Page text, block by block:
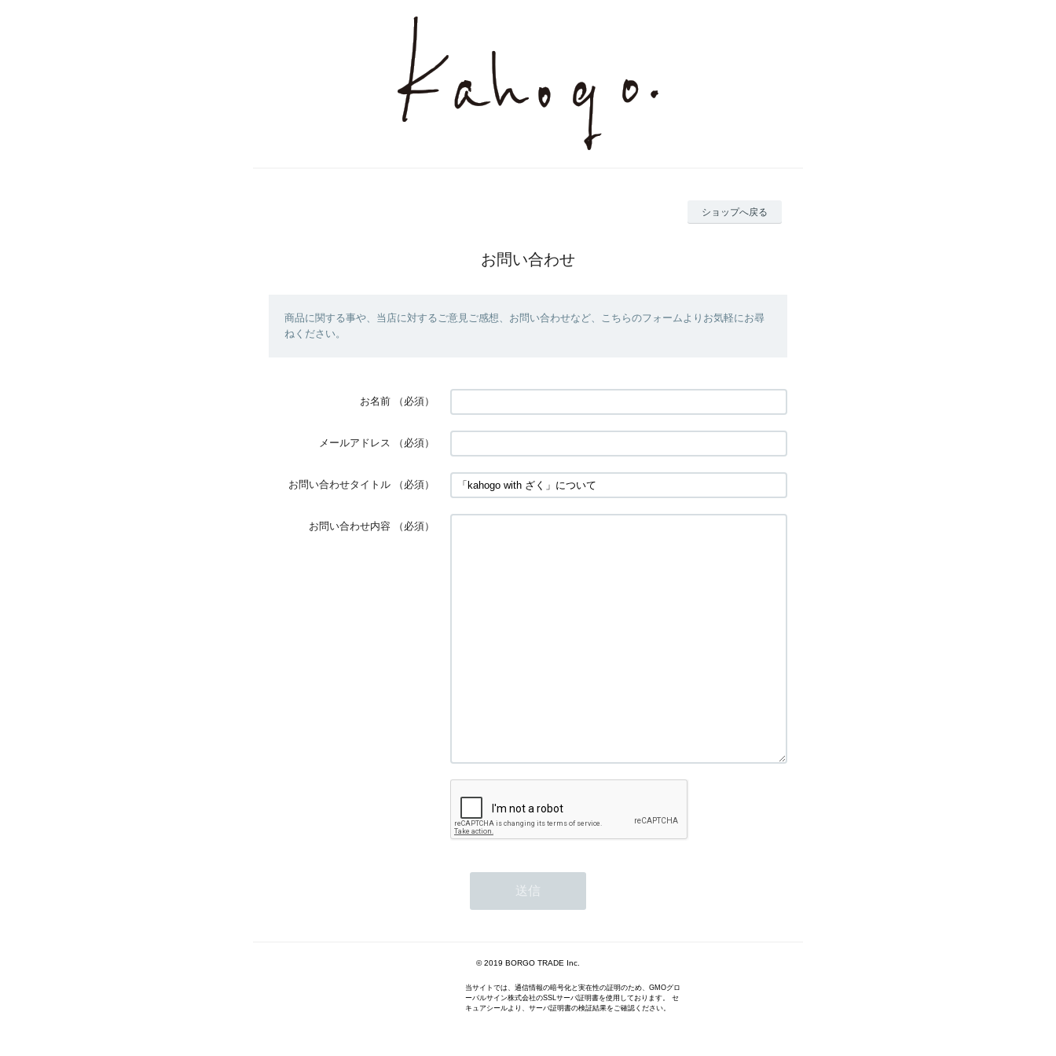
ショップへ戻る
お問い合わせ
商品に関する事や、当店に対するご意見ご感想、お問い合わせなど、こちらのフォームよりお気軽にお尋
ねください。
お名前 （必須）
メールアドレス （必須）
お問い合わせタイトル （必須）
お問い合わせ内容 （必須）
© 2019 BORGO TRADE Inc.
当サイトでは、通信情報の暗号化と実在性の証明のため、GMOグロ
ーバルサイン株式会社のSSLサーバ証明書を使用しております。 セ
キュアシールより、サーバ証明書の検証結果をご確認ください。